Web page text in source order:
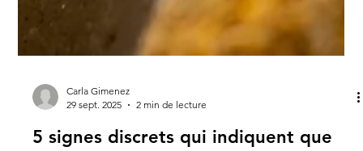
Carla Gimenez
29 sept. 2025
2 min de lecture